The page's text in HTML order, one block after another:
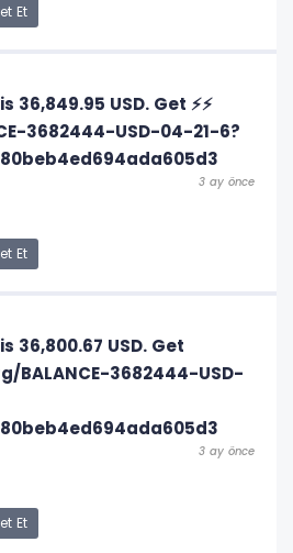
Et
36,849.95 USD. Get ⚡⚡
3682444-USD-04-21-6?
3 ay önce
Et
36,800.67 USD. Get
BALANCE-3682444-USD-
3 ay önce
Et